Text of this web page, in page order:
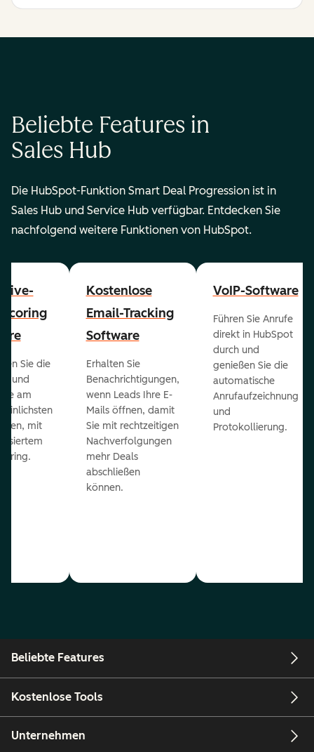
Beliebte Features in
Sales Hub
Die HubSpot-Funktion Smart Deal Progression ist in
Sales Hub und Service Hub verfügbar. Entdecken Sie
nachfolgend weitere Funktionen von HubSpot.
Sie die
und
am
mit
Kostenlose
Email-Tracking
Software
Erhalten Sie
Benachrichtigungen,
wenn Leads Ihre E-
Mails öffnen, damit
Sie mit rechtzeitigen
Nachverfolgungen
mehr Deals
abschließen
können.
VoIP-Software
Führen Sie Anrufe
direkt in HubSpot
durch und
genießen Sie die
automatische
Anrufaufzeichnung
und
Protokollierung.
Beliebte Features
Kostenlose Tools
Unternehmen